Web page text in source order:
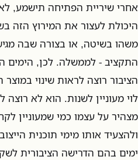
אחרי שיריית הפתיחה תישמע,
היכולת לעצור את המירוץ הזה
משהו בשיטה, או בצורה שבה
התקציב - לממשלה. לכן, הימים
הציבור רוצה לראות שינוי במוצר
לוי מעוניין לשנות. הוא לא
מצהיר על עצמו כמי שמעוניין
ימים בהם הדרישה הציבורית